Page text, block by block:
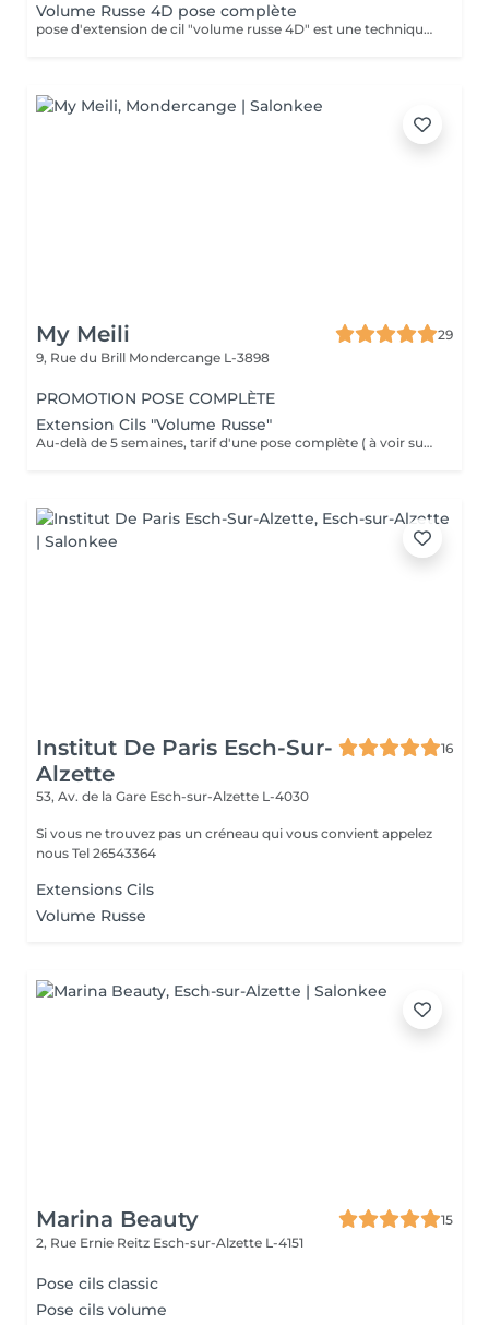
Volume Russe 4D pose complète
pose d'extension de cil "volume russe 4D" est une technique qui consiste à poser un bouquet de plusieurs extension de cils (4 cils) sur un cil naturel. Cela permet de créer plus de volume et d'intensité sur le regard
My Meili
29
9, Rue du Brill Mondercange L-3898
PROMOTION POSE COMPLÈTE
Extension Cils "Volume Russe"
Au-delà de 5 semaines, tarif d'une pose complète ( à voir sur place ) . IMPORTANT : Dans le cas où la pose initiale ou remplissage précédente était effectuée par un autre prestataire du service, la pose chez My meili sera facturée comme une pose complète + la dépose. Annulation 48h avant la date du rendez-vous merci .
Institut De Paris Esch-Sur-
Alzette
16
53, Av. de la Gare Esch-sur-Alzette L-4030
Si vous ne trouvez pas un créneau qui vous convient appelez
nous Tel 26543364
Extensions Cils
Volume Russe
Marina Beauty
15
2, Rue Ernie Reitz Esch-sur-Alzette L-4151
Pose cils classic
Pose cils volume